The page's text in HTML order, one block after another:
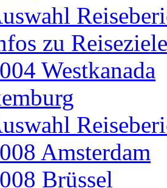
zu
Westkanada
Amsterdam
Brüssel